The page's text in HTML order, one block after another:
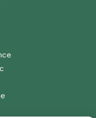
François-